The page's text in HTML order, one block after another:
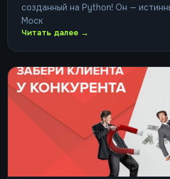
созданный на Python! Он —
Моск
Читать далее →